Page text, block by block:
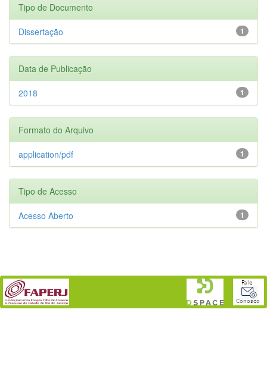
Tipo de Documento
1
Dissertação
Data de Publicação
1
2018
Formato do Arquivo
1
application/pdf
Tipo de Acesso
1
Acesso Aberto